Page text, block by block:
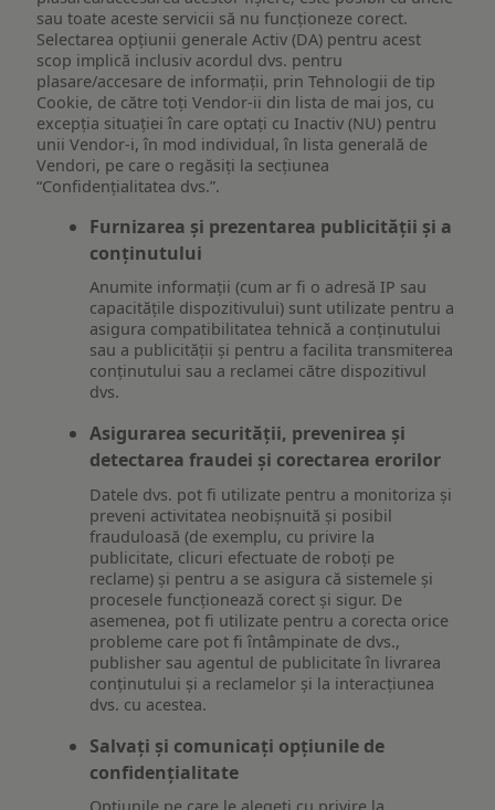
sau toate aceste servicii să nu funcționeze corect.
Selectarea opțiunii generale Activ (DA) pentru acest
scop implică inclusiv acordul dvs. pentru
plasare/accesare de informații, prin Tehnologii de tip
Cookie, de către toți Vendor-ii din lista de mai jos, cu
excepția situației în care optați cu Inactiv (NU) pentru
unii Vendor-i, în mod individual, în lista generală de
Vendori, pe care o regăsiți la secțiunea
“Confidențialitatea dvs.”.
Furnizarea și prezentarea publicității și a
conținutului
Anumite informații (cum ar fi o adresă IP sau
capacitățile dispozitivului) sunt utilizate pentru a
asigura compatibilitatea tehnică a conținutului
sau a publicității și pentru a facilita transmiterea
conținutului sau a reclamei către dispozitivul
dvs.
Asigurarea securității, prevenirea și
detectarea fraudei și corectarea erorilor
Datele dvs. pot fi utilizate pentru a monitoriza și
preveni activitatea neobișnuită și posibil
frauduloasă (de exemplu, cu privire la
publicitate, clicuri efectuate de roboți pe
reclame) și pentru a se asigura că sistemele și
procesele funcționează corect și sigur. De
asemenea, pot fi utilizate pentru a corecta orice
probleme care pot fi întâmpinate de dvs.,
publisher sau agentul de publicitate în livrarea
conținutului și a reclamelor și la interacțiunea
dvs. cu acestea.
Salvați și comunicați opțiunile de
confidențialitate